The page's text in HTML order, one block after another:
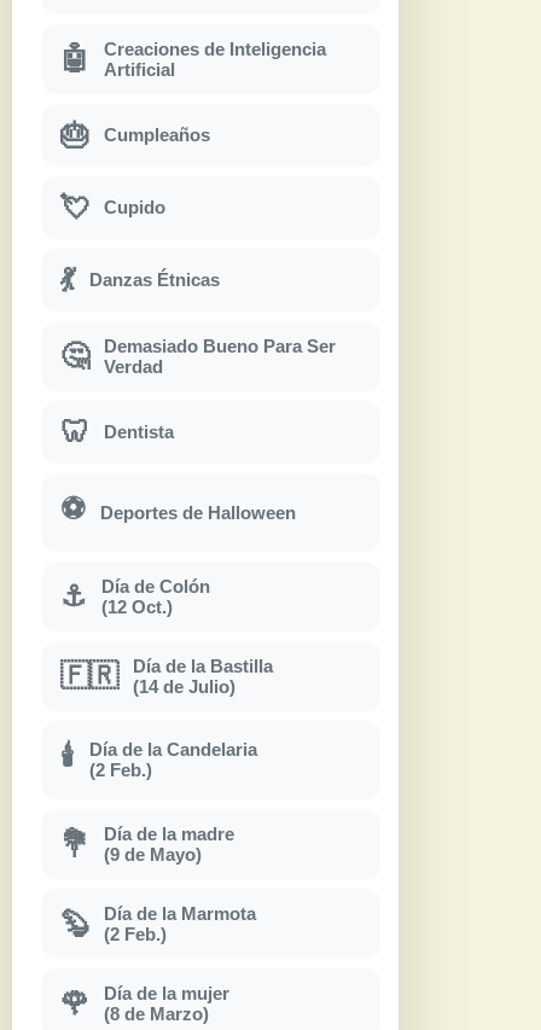
🤖
Creaciones de Inteligencia
Artificial
🎂 Cumpleaños
💘 Cupido
💃 Danzas Étnicas
🤔
Demasiado Bueno Para Ser
Verdad
🦷 Dentista
⚽ Deportes de Halloween
⚓
Día de Colón
(12 Oct.)
🇫🇷
Día de la Bastilla
(14 de Julio)
🕯
Día de la Candelaria
(2 Feb.)
💐
Día de la madre
(9 de Mayo)
🦫
Día de la Marmota
(2 Feb.)
🌹
Día de la mujer
(8 de Marzo)